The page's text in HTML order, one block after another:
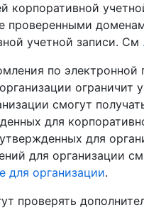
корпоративной
проверенными
учетной записи. См
по электронной
ограничит
смогут
для
для
для организации
для организации.
проверять